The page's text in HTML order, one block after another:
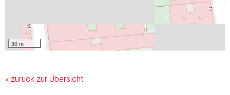
30 m
« zurück zur Übersicht